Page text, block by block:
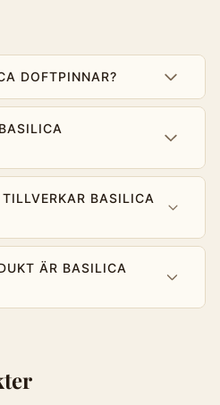
DOFTPINNAR?
BASILICA
ÄR BASILICA